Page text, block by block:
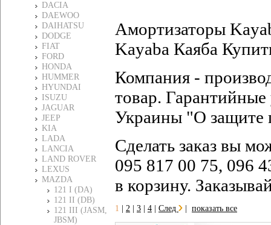
DACIA
DAEWOO
DAIHATSU
DODGE
FIAT
FORD
HONDA
HUMMER
HYUNDAI
ISUZU
JAGUAR
JEEP
KIA
LADA
LANCIA
LAND ROVER
LEXUS
MAZDA
121 I (DA)
121 II (DB)
121 III (JASM,
JBSM)
Амортизаторы
Kayaba Каяба
Компания -
товар. Гарантийные
Украины "О защите
Сделать заказ вы
095 817 00 75, 096
в корзину.
1 2 3 4 След показать все